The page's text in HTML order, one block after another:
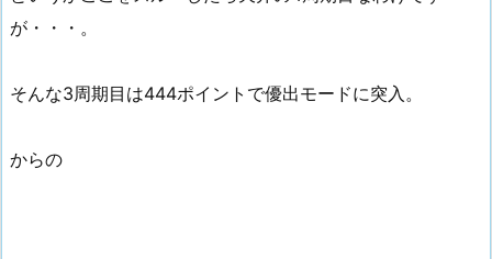
が・・・。
そんな3周期目は444ポイントで優出モードに突入。
からの